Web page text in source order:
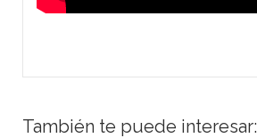
También te puede interesar: